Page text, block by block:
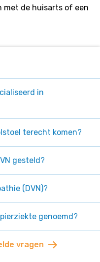
met de huisarts of een
in
terecht komen?
gesteld?
(DVN)?
genoemd?
vragen